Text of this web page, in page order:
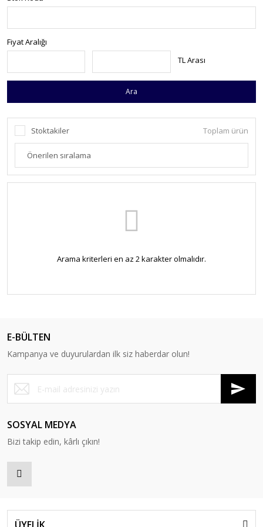
Fiyat Aralığı
TL Arası
Ara
Stoktakiler Toplam ürün
Arama kriterleri en az 2 karakter olmalıdır.
E-BÜLTEN
Kampanya ve duyurulardan ilk siz haberdar olun!
SOSYAL MEDYA
Bizi takip edin, kârlı çıkın!